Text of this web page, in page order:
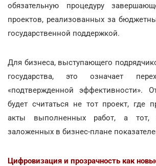
обязательную процедуру
проектов, реализованных за
государственной поддержкой.
Для бизнеса, выступающего
государства, это означает
«подтвержденной эффективности».
будет считаться не тот проект, где
акты выполненных работ, а тот,
заложенных в бизнес-плане
Цифровизация и прозрачность как